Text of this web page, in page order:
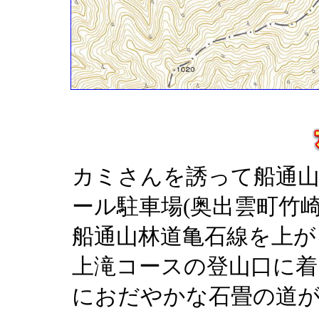
カミさんを誘って船通
ール駐車場(奥出雲町竹
船通山林道亀石線を上
上滝コースの登山口に
におだやかな石畳の道